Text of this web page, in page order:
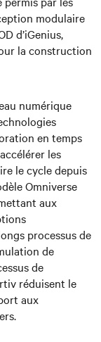
modulaire
d’iGenius,
la construction
numérique
en temps
les
le cycle depuis
Omniverse
aux
processus de
de
de
réduisent le
aux